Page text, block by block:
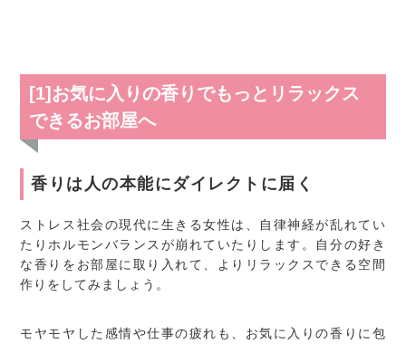
[1]お気に入りの香りでもっとリラックス
できるお部屋へ
香りは人の本能にダイレクトに届く
ストレス社会の現代に生きる女性は、自律神経が乱れてい
たりホルモンバランスが崩れていたりします。自分の好き
な香りをお部屋に取り入れて、よりリラックスできる空間
作りをしてみましょう。
モヤモヤした感情や仕事の疲れも、お気に入りの香りに包